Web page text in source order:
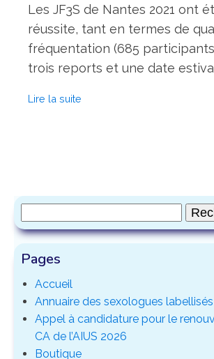
Les JF3S de Nantes 2021 ont
réussite, tant en termes de
fréquentation (685
trois reports et une date
Lire la suite
Pages
Accueil
Annuaire des sexologues labellisés
Appel à candidature pour le
CA de l’AIUS 2026
Boutique